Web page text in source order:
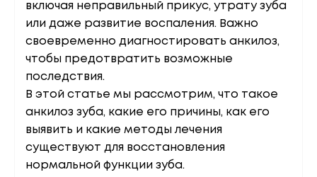
включая неправильный прикус, утрату зуба
или даже развитие воспаления. Важно
своевременно диагностировать анкилоз,
чтобы предотвратить возможные
последствия.
В этой статье мы рассмотрим, что такое
анкилоз зуба, какие его причины, как его
выявить и какие методы лечения
существуют для восстановления
нормальной функции зуба.